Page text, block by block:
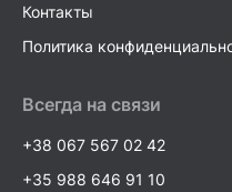
Контакты
Политика
Всегда на связи
+38 067 567 02 42
+35 988 646 91 10